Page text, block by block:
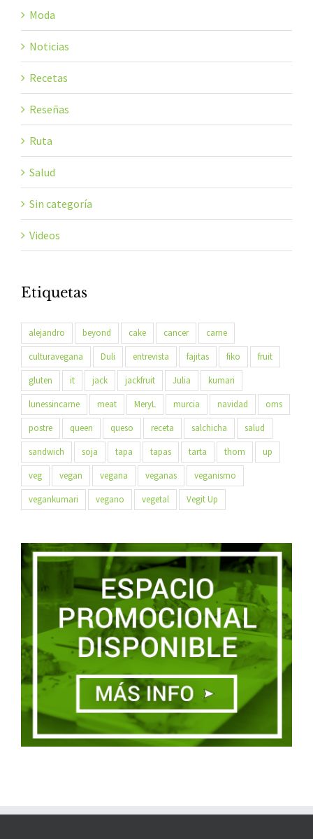
Moda
Noticias
Recetas
Reseñas
Ruta
Salud
Sin categoría
Videos
Etiquetas
alejandro beyond cake cancer
carne
culturavegana
Duli entrevista fajitas fiko
fruit
gluten
it jack jackfruit Julia
kumari
lunessincarne
meat MeryL murcia navidad
oms
postre
queen queso receta salchicha
salud
sandwich
soja tapa tapas tarta thom
up
veg
vegan vegana veganas
veganismo
vegankumari
vegano vegetal Vegit Up